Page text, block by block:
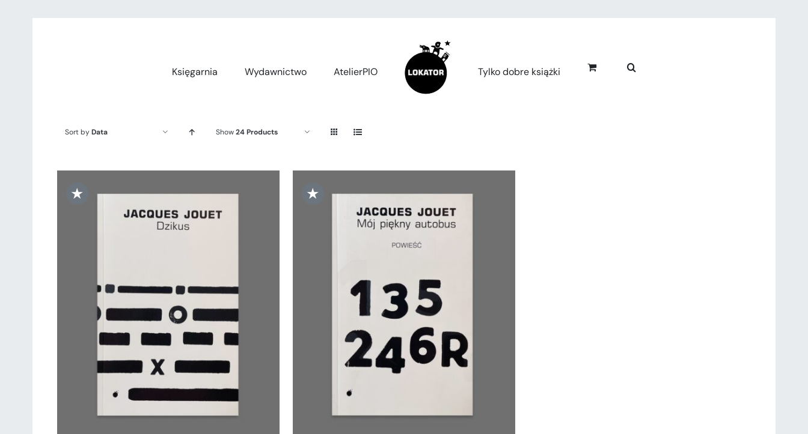
Księgarnia
Wydawnictwo AtelierPIO Tylko dobre książki
Sort byData Show24 Products
★
DODAJ DO KOSZYKA / SZCZEGÓŁY
★
DODAJ DO KOSZYKA / SZCZEGÓŁY